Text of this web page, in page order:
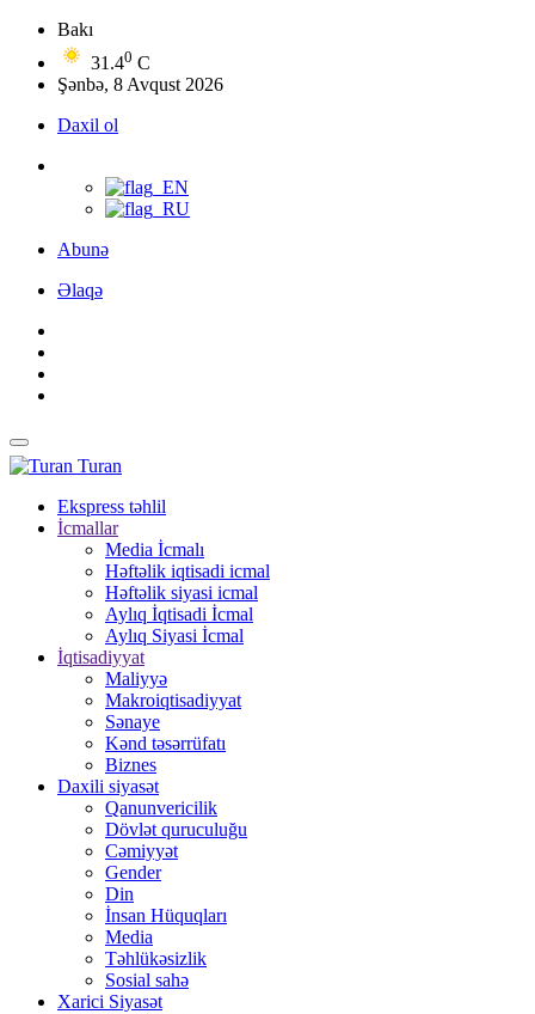
Bakı
31.40 C
Şənbə, 8 Avqust 2026
Daxil ol
Abunə
Əlaqə
Turan
Ekspress təhlil
İcmallar
Media İcmalı
Həftəlik iqtisadi icmal
Həftəlik siyasi icmal
Aylıq İqtisadi İcmal
Aylıq Siyasi İcmal
İqtisadiyyat
Maliyyə
Makroiqtisadiyyat
Sənaye
Kənd təsərrüfatı
Biznes
Daxili siyasət
Qanunvericilik
Dövlət quruculuğu
Cəmiyyət
Gender
Din
İnsan Hüquqları
Media
Təhlükəsizlik
Sosial sahə
Xarici Siyasət